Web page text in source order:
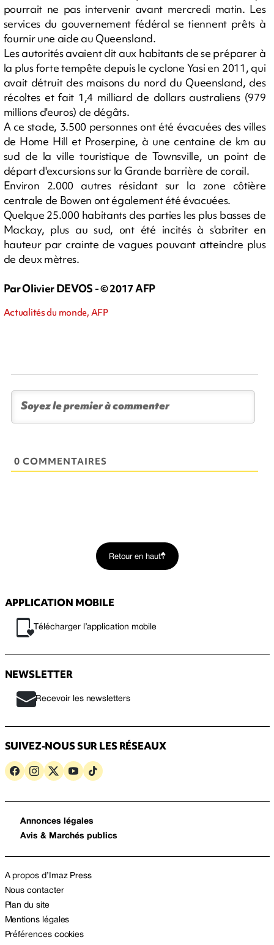
pourrait ne pas intervenir avant mercredi matin. Les
services du gouvernement fédéral se tiennent prêts à
fournir une aide au Queensland.
Les autorités avaient dit aux habitants de se préparer à
la plus forte tempête depuis le cyclone Yasi en 2011, qui
avait détruit des maisons du nord du Queensland, des
récoltes et fait 1,4 milliard de dollars australiens (979
millions d'euros) de dégâts.
A ce stade, 3.500 personnes ont été évacuées des villes
de Home Hill et Proserpine, à une centaine de km au
sud de la ville touristique de Townsville, un point de
départ d'excursions sur la Grande barrière de corail.
Environ 2.000 autres résidant sur la zone côtière
centrale de Bowen ont également été évacuées.
Quelque 25.000 habitants des parties les plus basses de
Mackay, plus au sud, ont été incités à s'abriter en
hauteur par crainte de vagues pouvant atteindre plus
de deux mètres.
Par Olivier DEVOS - © 2017 AFP
Actualités du monde, AFP
0 COMMENTAIRES
Retour en haut
APPLICATION MOBILE
Télécharger l’application mobile
NEWSLETTER
Recevoir les newsletters
SUIVEZ-NOUS SUR LES RÉSEAUX
Annonces légales
Avis & Marchés publics
A propos d’Imaz Press
Nous contacter
Plan du site
Mentions légales
Préférences cookies